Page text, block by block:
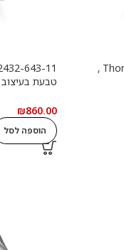
Thomas Sabo TR2492-001-21 ,
טבעת
₪860.00
הוספה לסל